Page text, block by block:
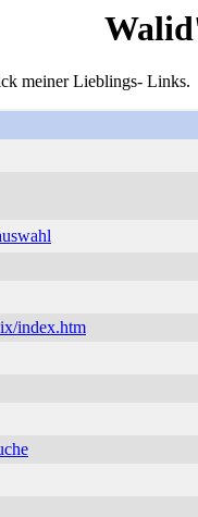
meiner Lieblings- Links.
index.htm